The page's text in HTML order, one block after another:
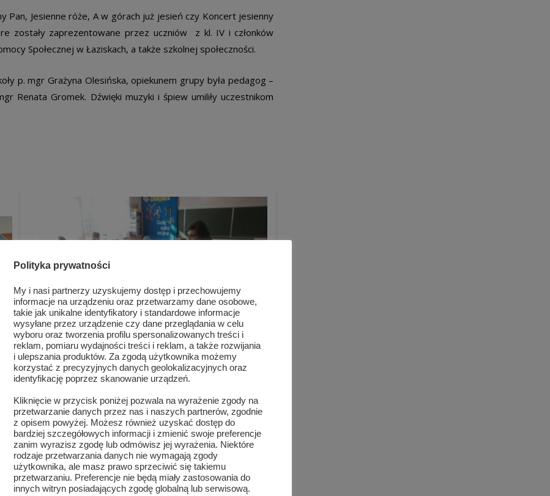
Pan, Jesienne róże, A w górach już jesień czy Koncert jesienny
zostały zaprezentowane przez uczniów z kl. IV i członków
Społecznej w Łaziskach, a także szkolnej społeczności.
p. mgr Grażyna Olesińska, opiekunem grupy była pedagog –
Renata Gromek. Dźwięki muzyki i śpiew umiliły uczestnikom
Liczby rządzą światem
Polityka prywatności
My i nasi partnerzy uzyskujemy dostęp i przechowujemy
informacje na urządzeniu oraz przetwarzamy dane osobowe,
takie jak unikalne identyfikatory i standardowe informacje
wysyłane przez urządzenie czy dane przeglądania w celu
wyboru oraz tworzenia profilu spersonalizowanych treści i
reklam, pomiaru wydajności treści i reklam, a także rozwijania
i ulepszania produktów. Za zgodą użytkownika możemy
korzystać z precyzyjnych danych geolokalizacyjnych oraz
identyfikację poprzez skanowanie urządzeń.
Kliknięcie w przycisk poniżej pozwala na wyrażenie zgody na
przetwarzanie danych przez nas i naszych partnerów, zgodnie
z opisem powyżej. Możesz również uzyskać dostęp do
bardziej szczegółowych informacji i zmienić swoje preferencje
zanim wyrazisz zgodę lub odmówisz jej wyrażenia. Niektóre
rodzaje przetwarzania danych nie wymagają zgody
użytkownika, ale masz prawo sprzeciwić się takiemu
przetwarzaniu. Preferencje nie będą miały zastosowania do
innych witryn posiadających zgodę globalną lub serwisową.